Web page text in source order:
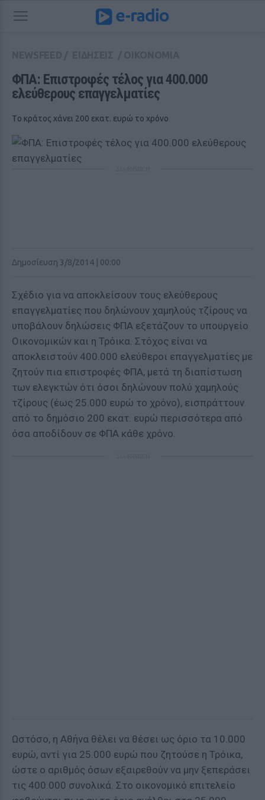
ΦΠΑ: Επιστροφές τέλος για 400.000
ελεύθερους επαγγελματίες
Tο κράτος χάνει 200 εκατ. ευρώ το χρόνο
Δημοσίευση 3/8/2014 | 00:00
Σχέδιο για να αποκλείσουν τους ελεύθερους
επαγγελματίες που δηλώνουν χαμηλούς τζίρους να
υποβάλουν δηλώσεις ΦΠΑ εξετάζουν το υπουργείο
Οικονομικών και η Τρόικα. Στόχος είναι να
αποκλειστούν 400.000 ελεύθεροι επαγγελματίες με
ζητούν πια επιστροφές ΦΠΑ, μετά τη διαπίστωση
των ελεγκτών ότι όσοι δηλώνουν πολύ χαμηλούς
τζίρους (έως 25.000 ευρώ το χρόνο), εισπράττουν
από το δημόσιο 200 εκατ. ευρώ περισσότερα από
όσα αποδίδουν σε ΦΠΑ κάθε χρόνο.
Ωστόσο, η Αθήνα θέλει να θέσει ως όριο τα 10.000
ευρώ, αντί για 25.000 ευρώ που ζητούσε η Τρόικα,
ώστε ο αριθμός όσων εξαιρεθούν να μην ξεπεράσει
τις 400.000 συνολικά. Στο οικονομικό επιτελείο